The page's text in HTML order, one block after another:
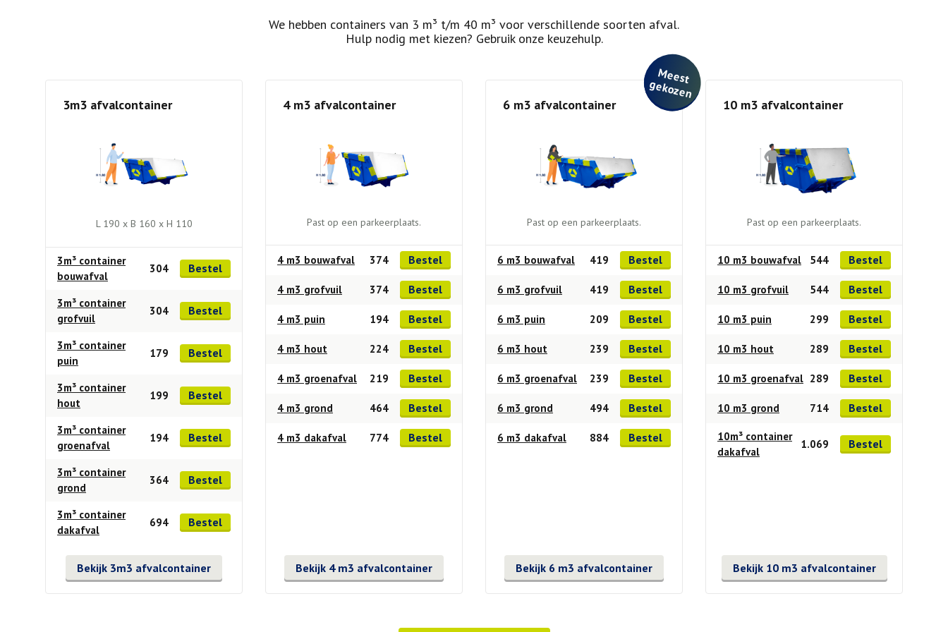
We hebben containers van 3 m³ t/m 40 m³ voor verschillende soorten afval.
Hulp nodig met kiezen? Gebruik onze keuzehulp.
3m3 afvalcontainer
L 190 x B 160 x H 110
3m³ container
bouwafval
304 Bestel
3m³ container
grofvuil
304 Bestel
3m³ container
puin
179 Bestel
3m³ container
hout
199 Bestel
3m³ container
groenafval
194 Bestel
3m³ container
grond
364 Bestel
3m³ container
dakafval
694 Bestel
Bekijk 3m3 afvalcontainer
4 m3 afvalcontainer
Past op een parkeerplaats.
4 m3 bouwafval 374 Bestel
4 m3 grofvuil 374 Bestel
4 m3 puin 194 Bestel
4 m3 hout 224 Bestel
4 m3 groenafval 219 Bestel
4 m3 grond 464 Bestel
4 m3 dakafval 774 Bestel
Bekijk 4 m3 afvalcontainer
M
e
e
st
g
e
ko
ze
n
6 m3 afvalcontainer
Past op een parkeerplaats.
6 m3 bouwafval 419 Bestel
6 m3 grofvuil 419 Bestel
6 m3 puin 209 Bestel
6 m3 hout 239 Bestel
6 m3 groenafval 239 Bestel
6 m3 grond 494 Bestel
6 m3 dakafval 884 Bestel
Bekijk 6 m3 afvalcontainer
10 m3 afvalcontainer
Past op een parkeerplaats.
10 m3 bouwafval 544 Bestel
10 m3 grofvuil 544 Bestel
10 m3 puin 299 Bestel
10 m3 hout 289 Bestel
10 m3 groenafval 289 Bestel
10 m3 grond 714 Bestel
10m³ container
dakafval
1.069 Bestel
Bekijk 10 m3 afvalcontainer